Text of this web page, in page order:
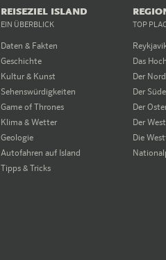
REISEZIEL ISLAND
EIN ÜBERBLICK
Daten & Fakten
Geschichte
Kultur & Kunst
Sehenswürdigkeiten
Game of Thrones
Klima & Wetter
Geologie
Autofahren auf Island
Tipps & Tricks
TOP
Das
Der
Der
Der
Der
Die